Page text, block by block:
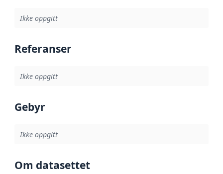
Ikke oppgitt
Referanser
Ikke oppgitt
Gebyr
Ikke oppgitt
Om datasettet